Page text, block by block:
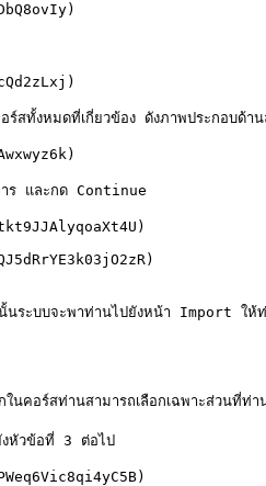
สทั้งหมดที่เกี่ยวข้อง ดังภาพประกอบด้าน
ร และกด Continue
ะบบจะพาท่านไปยังหน้า Import ใ
นคอร์สท่านสามารถเลือกเฉพาะส่วนที่
หัวข้อที่ 3 ต่อไป